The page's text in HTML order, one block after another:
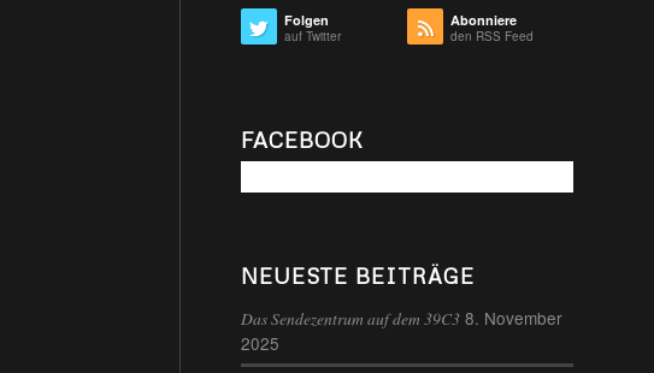
Folgen
auf Twitter
Abonniere
den RSS Feed
FACEBOOK
NEUESTE BEITRÄGE
Das Sendezentrum auf dem 39C3 8. November
2025